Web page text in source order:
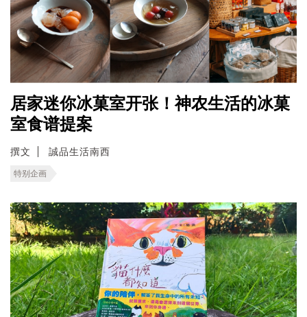
居家迷你冰菓室开张！神农生活的冰菓
室食谱提案
撰文 誠品生活南西
特别企画